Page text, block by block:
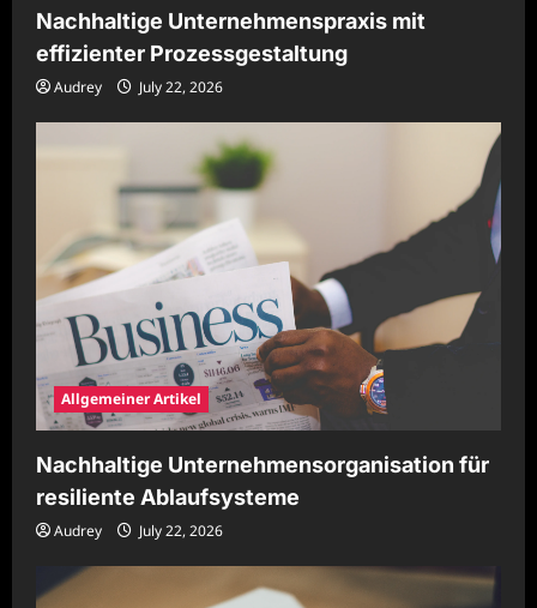
Nachhaltige Unternehmenspraxis mit
effizienter Prozessgestaltung
Audrey July 22, 2026
Allgemeiner Artikel
Nachhaltige Unternehmensorganisation für
resiliente Ablaufsysteme
Audrey July 22, 2026